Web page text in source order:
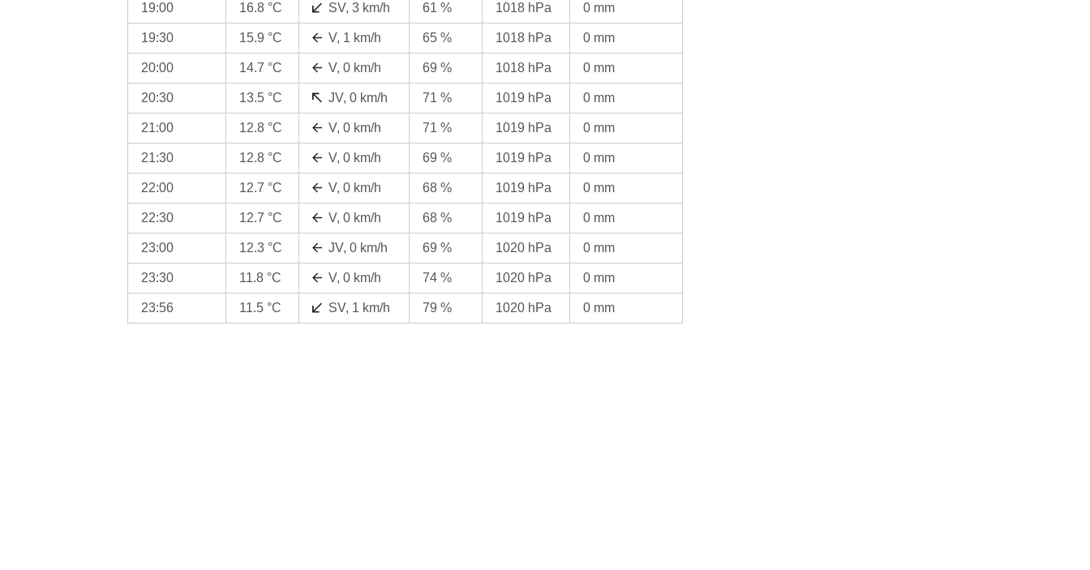
19:00 16.8 °C SV, 3 km/h 61 % 1018 hPa 0 mm
19:30 15.9 °C V, 1 km/h 65 % 1018 hPa 0 mm
20:00 14.7 °C V, 0 km/h 69 % 1018 hPa 0 mm
20:30 13.5 °C JV, 0 km/h 71 % 1019 hPa 0 mm
21:00 12.8 °C V, 0 km/h 71 % 1019 hPa 0 mm
21:30 12.8 °C V, 0 km/h 69 % 1019 hPa 0 mm
22:00 12.7 °C V, 0 km/h 68 % 1019 hPa 0 mm
22:30 12.7 °C V, 0 km/h 68 % 1019 hPa 0 mm
23:00 12.3 °C JV, 0 km/h 69 % 1020 hPa 0 mm
23:30 11.8 °C V, 0 km/h 74 % 1020 hPa 0 mm
23:56 11.5 °C SV, 1 km/h 79 % 1020 hPa 0 mm